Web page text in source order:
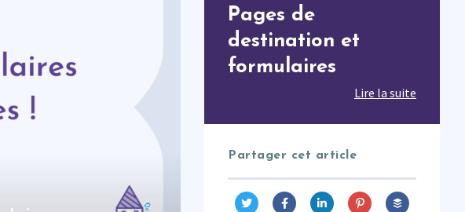
Pages de
destination et
formulaires
Lire la suite
Partager cet article